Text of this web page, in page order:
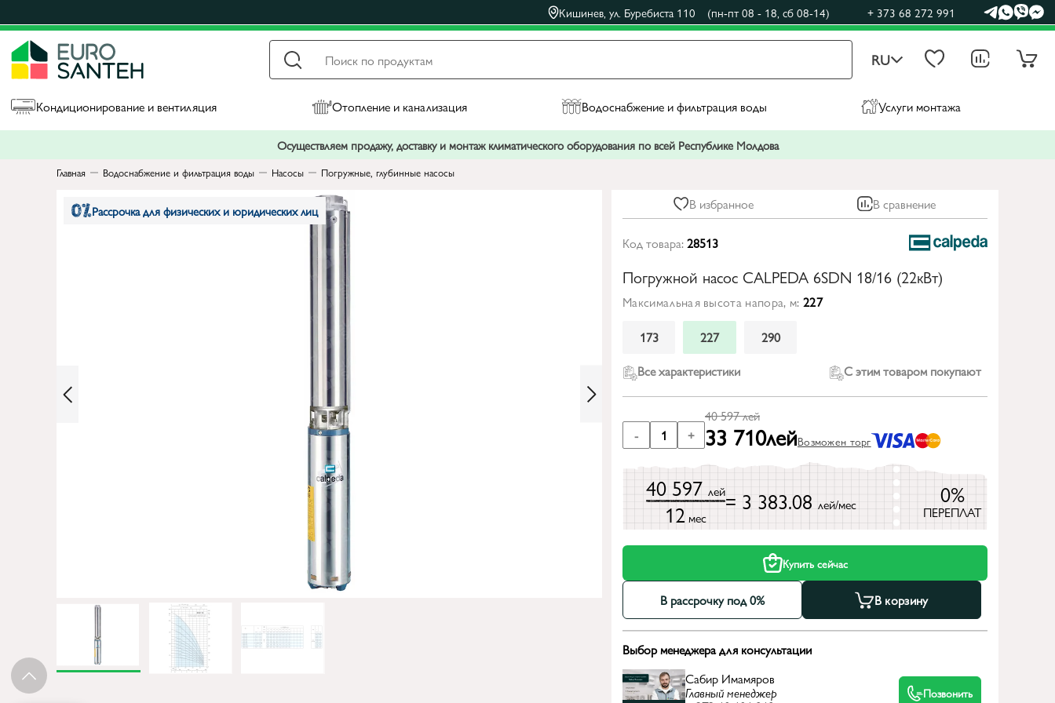
Кишинев, ул. Буребиста 110 (пн-пт 08 - 18, сб 08-14) + 373 68 272 991
RU
Кондиционирование и вентиляция Отопление и канализация Водоснабжение и фильтрация воды Услуги монтажа
Осуществляем продажу, доставку и монтаж климатического оборудования по всей Республике Молдова
Главная Водоснабжение и фильтрация воды Насосы Погружные, глубинные насосы
Рассрочка для физических и юридических лиц В избранное В сравнение
Код товара:28513
Погружной насос CALPEDA 6SDN 18/16 (22кВт)
Максимальная высота напора, м: 227
173
227
290
Все характеристики
С этим товаром покупают
- 1 +
40 597лей
33 710лейВозможен торг
40 597 лей
12мес
= 3 383.08 лей/мес 0%
ПЕРЕПЛАТ
Купить сейчас
В рассрочку под 0% В корзину
Выбор менеджера для консультации
Сабир Имамяров
Главный менеджер Позвонить